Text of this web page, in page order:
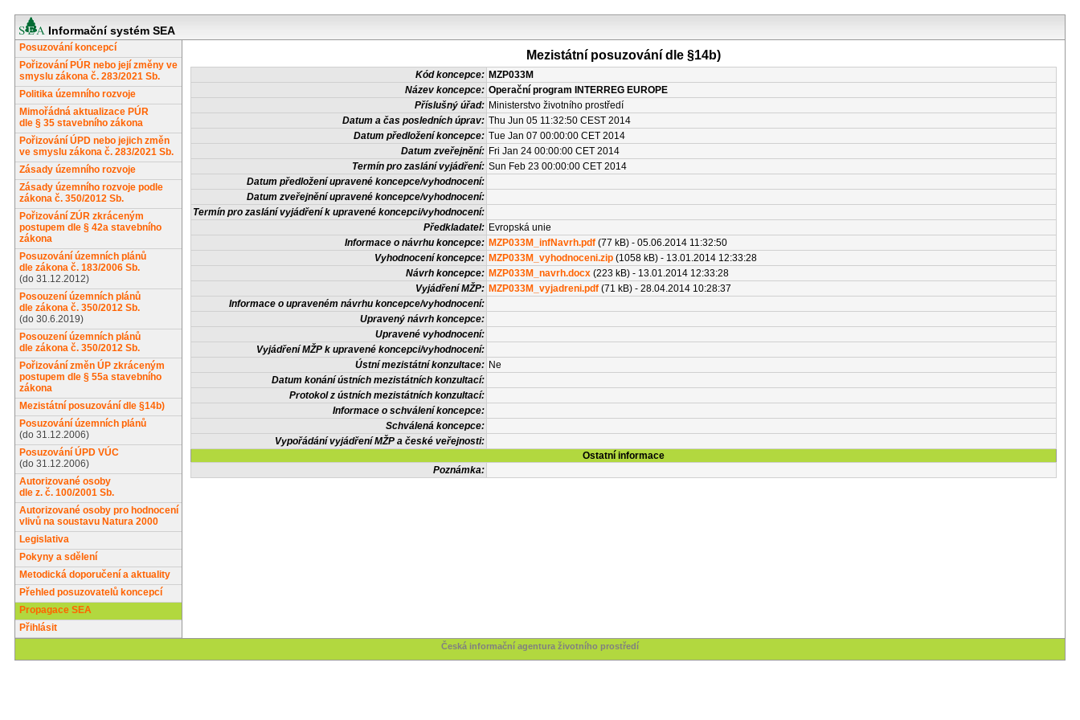
Informační systém SEA
Posuzování koncepcí
Pořizování PÚR nebo její změny ve
smyslu zákona č. 283/2021 Sb.
Politika územního rozvoje
Mimořádná aktualizace PÚR
dle § 35 stavebního zákona
Pořizování ÚPD nebo jejich změn
ve smyslu zákona č. 283/2021 Sb.
Zásady územního rozvoje
Zásady územního rozvoje podle
zákona č. 350/2012 Sb.
Pořizování ZÚR zkráceným
postupem dle § 42a stavebního
zákona
Posuzování územních plánů
dle zákona č. 183/2006 Sb.
(do 31.12.2012)
Posouzení územních plánů
dle zákona č. 350/2012 Sb.
(do 30.6.2019)
Posouzení územních plánů
dle zákona č. 350/2012 Sb.
Pořizování změn ÚP zkráceným
postupem dle § 55a stavebního
zákona
Mezistátní posuzování dle §14b)
Posuzování územních plánů
(do 31.12.2006)
Posuzování ÚPD VÚC
(do 31.12.2006)
Autorizované osoby
dle z. č. 100/2001 Sb.
Autorizované osoby pro hodnocení
vlivů na soustavu Natura 2000
Legislativa
Pokyny a sdělení
Metodická doporučení a aktuality
Přehled posuzovatelů koncepcí
Propagace SEA
Přihlásit
Mezistátní posuzování dle §14b)
Kód koncepce: MZP033M
Název koncepce: Operační program INTERREG EUROPE
Příslušný úřad: Ministerstvo životního prostředí
Datum a čas posledních úprav: Thu Jun 05 11:32:50 CEST 2014
Datum předložení koncepce: Tue Jan 07 00:00:00 CET 2014
Datum zveřejnění: Fri Jan 24 00:00:00 CET 2014
Termín pro zaslání vyjádření: Sun Feb 23 00:00:00 CET 2014
Datum předložení upravené koncepce/vyhodnocení:
Datum zveřejnění upravené koncepce/vyhodnocení:
Termín pro zaslání vyjádření k upravené koncepci/vyhodnocení:
Předkladatel: Evropská unie
Informace o návrhu koncepce: MZP033M_infNavrh.pdf (77 kB) - 05.06.2014 11:32:50
Vyhodnocení koncepce: MZP033M_vyhodnoceni.zip (1058 kB) - 13.01.2014 12:33:28
Návrh koncepce: MZP033M_navrh.docx (223 kB) - 13.01.2014 12:33:28
Vyjádření MŽP: MZP033M_vyjadreni.pdf (71 kB) - 28.04.2014 10:28:37
Informace o upraveném návrhu koncepce/vyhodnocení:
Upravený návrh koncepce:
Upravené vyhodnocení:
Vyjádření MŽP k upravené koncepci/vyhodnocení:
Ústní mezistátní konzultace: Ne
Datum konání ústních mezistátních konzultací:
Protokol z ústních mezistátních konzultací:
Informace o schválení koncepce:
Schválená koncepce:
Vypořádání vyjádření MŽP a české veřejnosti:
Ostatní informace
Poznámka:
Česká informační agentura životního prostředí